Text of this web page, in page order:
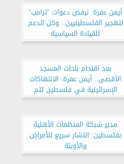
أيمن عفرة: نرفض دعوات ”ترامب”
لتهجير الفلسطينيين.. وكل الدعم
للقيادة السياسية
بعد اقتحام باحات المسجد
الأقصى.. أيمن عفرة: الانتهاكات
الإسرائيلية في فلسطين تتم
وسط حالة من الصمت العالمي
مدير شبكة المنظمات الأهلية
بفلسطين: انتشار سريع للأمراض
والأوبئة